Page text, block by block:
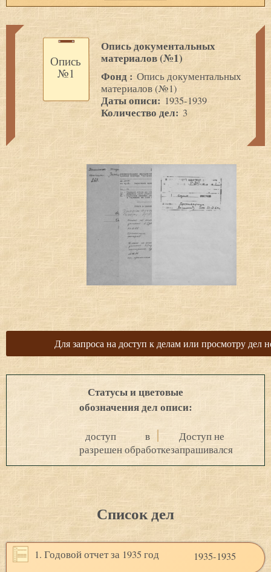
Опись
№1
Опись документальных
материалов (№1)
Фонд : Опись документальных
материалов (№1)
Даты описи: 1935-1939
Количество дел: 3
Для запроса на доступ к делам или просмотру дел
Статусы и цветовые
обозначения дел описи:
доступ
разрешен
в
обработке
Доступ не
запрашивался
Список дел
1. Годовой отчет за 1935 год 1935-1935